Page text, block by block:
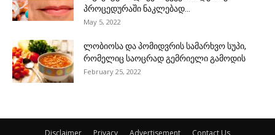
პროცედურაში ნაკლებად...
May 5, 2022
ლობიოსა და პომიდვრის სამარხვო სუპი,
რომელიც საოცრად გემრიელი გამოდის
February 25, 2022